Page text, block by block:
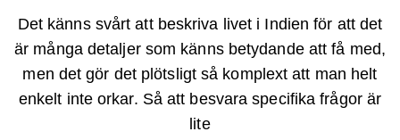
Det känns svårt att beskriva livet i Indien för att det
är många detaljer som känns betydande att få med,
men det gör det plötsligt så komplext att man helt
enkelt inte orkar. Så att besvara specifika frågor är
lite